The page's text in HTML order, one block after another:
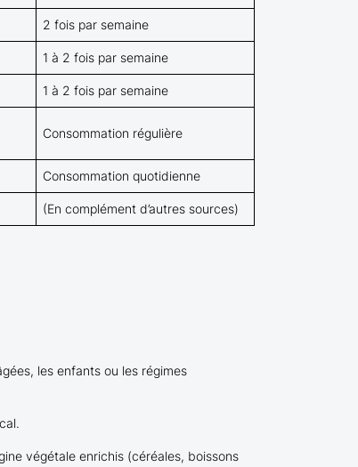
2 fois par semaine
1 à 2 fois par semaine
1 à 2 fois par semaine
Consommation régulière
Consommation quotidienne
(En complément d’autres sources)
les enfants ou les régimes
végétale enrichis (céréales, boissons